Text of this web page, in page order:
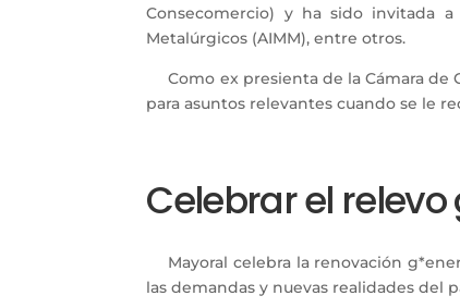
Consecomercio) y ha sido invitada a
Metalúrgicos (AIMM), entre otros.
Como ex presienta de la Cámara
para asuntos relevantes cuando se le
Celebrar el
Mayoral celebra la renovación
las demandas y nuevas realidades del